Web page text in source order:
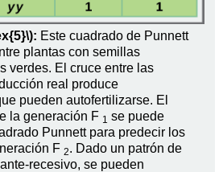
: Este cuadrado de Punnett
plantas con semillas
verdes. El cruce entre las
real produce
pueden autofertilizarse. El
la generación F 1 se puede
Punnett para predecir los
F2. Dado un patrón de
recesivo, se pueden